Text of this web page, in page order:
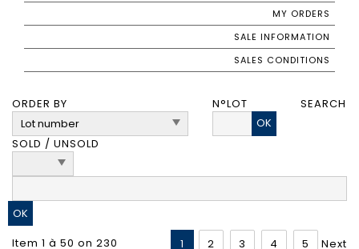
MY ORDERS
SALE INFORMATION
SALES CONDITIONS
ORDER BY
N°LOT
OK
SOLD / UNSOLD
SEARCH
Item 1 à 50 on 230 1 2 3 4 5 Next